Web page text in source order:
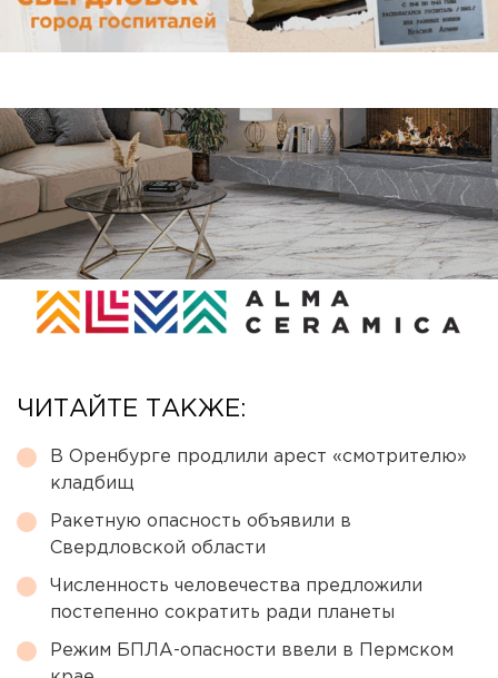
ЧИТАЙТЕ ТАКЖЕ:
В Оренбурге продлили арест «смотрителю»
кладбищ
Ракетную опасность объявили в
Свердловской области
Численность человечества предложили
постепенно сократить ради планеты
Режим БПЛА-опасности ввели в Пермском